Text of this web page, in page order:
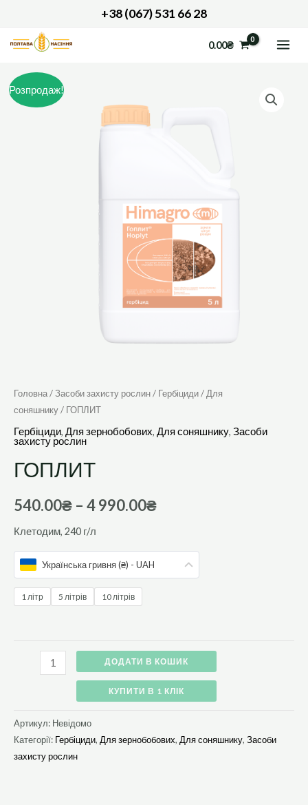
вмісту
+38 (067) 531 66 28
0.00₴
Розпродаж!
Головна/Засоби захисту рослин/ Гербіциди/ Для
соняшнику/ ГОПЛИТ
Гербіциди, Для зернобобових, Для соняшнику, Засоби
захисту рослин
ГОПЛИТ
540.00₴ – 4 990.00₴
Клетодим, 240 г/л
Українська гривня (₴) - UAH
1 літр 5 літрів 10 літрів
ГОПЛИТ
кількість
ДОДАТИ В КОШИК
КУПИТИ В 1 КЛІК
Артикул: Невідомо
Категорії: Гербіциди, Для зернобобових, Для соняшнику, Засоби
захисту рослин